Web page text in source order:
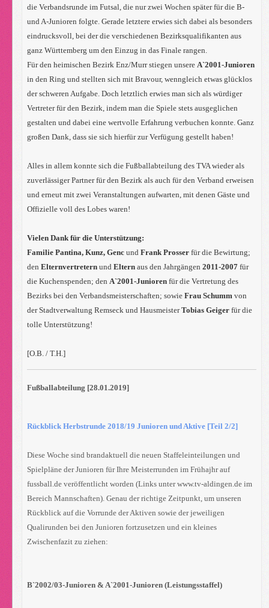
die Verbandsrunde im Futsal, die nur zwei Wochen später für die B-
und A-Junioren folgte. Gerade letztere erwies sich dabei als besonders
eindrucksvoll, bei der die verschiedenen Bezirksqualifikanten aus
ganz Württemberg um den Einzug in das Finale rangen.
Für den heimischen Bezirk Enz/Murr stiegen unsere A`2001-Junioren
in den Ring und stellten sich mit Bravour, wenngleich etwas glücklos
der schweren Aufgabe. Doch letztlich erwies man sich als würdiger
Vertreter für den Bezirk, indem man die Spiele stets ausgeglichen
gestalten und dabei eine wertvolle Erfahrung verbuchen konnte. Ganz
großen Dank, dass sie sich hierfür zur Verfügung gestellt haben!
Alles in allem konnte sich die Fußballabteilung des TVA wieder als
zuverlässiger Partner für den Bezirk als auch für den Verband erweisen
und erneut mit zwei Veranstaltungen aufwarten, mit denen Gäste und
Offizielle voll des Lobes waren!
Vielen Dank für die Unterstützung:
Familie Pantina, Kunz, Genc undFrank Prosser für die Bewirtung;
denElternvertretern undEltern aus den Jahrgängen2011-2007 für
die Kuchenspenden; den A`2001-Junioren für die Vertretung des
Bezirks bei den Verbandsmeisterschaften; sowieFrau Schumm von
der Stadtverwaltung Remseck und HausmeisterTobias Geiger für die
tolle Unterstützung!
[O.B. / T.H.]
Fußballabteilung [28.01.2019]
Rückblick Herbstrunde 2018/19 Junioren und Aktive [Teil 2/2]
Diese Woche sind brandaktuell die neuen Staffeleinteilungen und
Spielpläne der Junioren für Ihre Meisterrunden im Frühajhr auf
fussball.de veröffentlicht worden (Links unter www.tv-aldingen.de im
Bereich Mannschaften). Genau der richtige Zeitpunkt, um unseren
Rückblick auf die Vorrunde der Aktiven sowie der jeweiligen
Qualirunden bei den Junioren fortzusetzen und ein kleines
Zwischenfazit zu ziehen:
B`2002/03-Junioren & A`2001-Junioren (Leistungsstaffel)